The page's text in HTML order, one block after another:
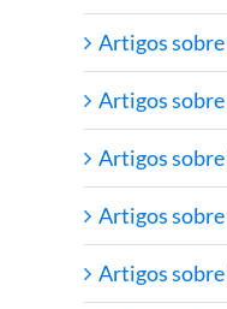
Artigos
Artigos sobre
Artigos
Artigos
Artigos